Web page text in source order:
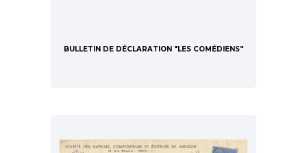
BULLETIN DE DÉCLARATION "LES COMÉDIENS"